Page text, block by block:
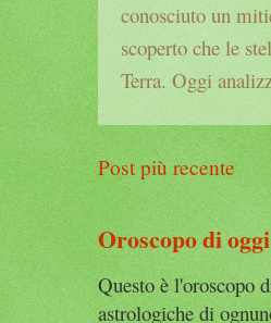
conosciuto un
scoperto che le
Terra. Oggi
Post più recente
Oroscopo di
Questo è l'oroscopo
astrologiche di